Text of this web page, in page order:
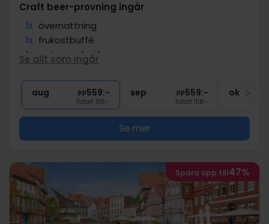
Craft beer-provning ingår
1x övernattning
1x frukostbuffé
1x spännande ölprovning
Gratis parkering
∞ Gratis internet
Se allt som ingår
aug pp559:-
Totalt 1118:-
sep pp559:-
Totalt 1118:-
okt
Se mer
Spara upp till47%